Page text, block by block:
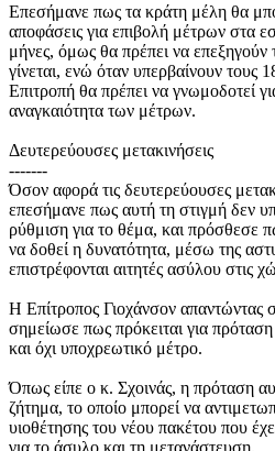
Επεσήμανε πως τα κράτη μέλη θα
αποφάσεις για επιβολή μέτρων στα
μήνες, όμως θα πρέπει να επεξηγούν
γίνεται, ενώ όταν υπερβαίνουν τους
Επιτροπή θα πρέπει να γνωμοδοτεί
αναγκαιότητα των μέτρων.
Δευτερεύουσες μετακινήσεις
-------
Όσον αφορά τις δευτερεύουσες
επεσήμανε πως αυτή τη στιγμή δεν
ρύθμιση για το θέμα, και πρόσθεσε
να δοθεί η δυνατότητα, μέσω της
επιστρέφονται αιτητές ασύλου στις
Η Επίτροπος Γιοχάνσον απαντώντας
σημείωσε πως πρόκειται για
και όχι υποχρεωτικό μέτρο.
Όπως είπε ο κ. Σχοινάς, η πρόταση
ζήτημα, το οποίο μπορεί να
υιοθέτησης του νέου πακέτου που
για το άσυλο και τη μετανάστευση.